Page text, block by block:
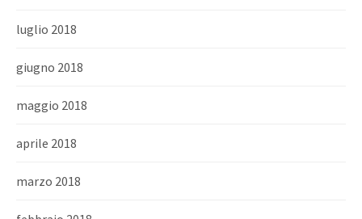
luglio 2018
giugno 2018
maggio 2018
aprile 2018
marzo 2018